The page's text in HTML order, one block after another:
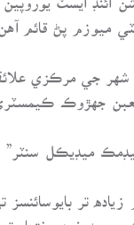
ميوزم پڻ قائم
جي مرڪزي
جهڙوڪ
ميڊيڪل
تر بايوسائنسز
۽ ٻه خود مختيار